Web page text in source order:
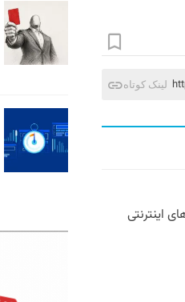
لینک کوتاه
اینترنتی